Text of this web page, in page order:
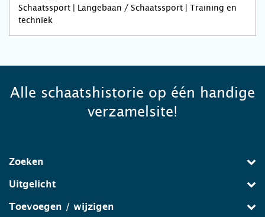
Schaatssport | Langebaan / Schaatssport | Training en
techniek
Alle schaatshistorie op één handige
verzamelsite!
Zoeken
Uitgelicht
Toevoegen / wijzigen